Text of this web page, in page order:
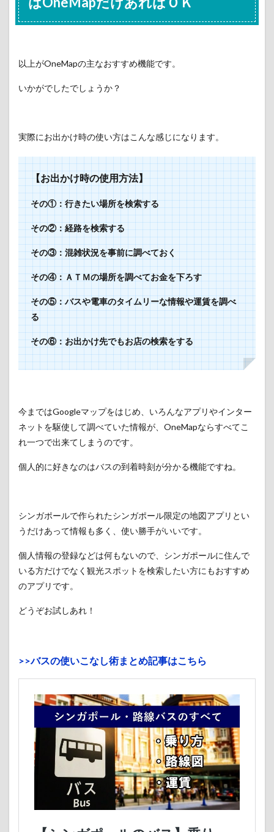
以上がOneMapの主なおすすめ機能です。
いかがでしたでしょうか？
実際にお出かけ時の使い方はこんな感じになります。
【お出かけ時の使用方法】
その①：行きたい場所を検索する
その②：経路を検索する
その③：混雑状況を事前に調べておく
その④：ＡＴＭの場所を調べてお金を下ろす
その⑤：バスや電車のタイムリーな情報や運賃を調べ
る
その⑥：お出かけ先でもお店の検索をする
今まではGoogleマップをはじめ、いろんなアプリやインター
ネットを駆使して調べていた情報が、OneMapならすべてこ
れ一つで出来てしまうのです。
個人的に好きなのはバスの到着時刻が分かる機能ですね。
シンガポールで作られたシンガポール限定の地図アプリとい
うだけあって情報も多く、使い勝手がいいです。
個人情報の登録などは何もないので、シンガポールに住んで
いる方だけでなく観光スポットを検索したい方にもおすすめ
のアプリです。
どうぞお試しあれ！
>>バスの使いこなし術まとめ記事はこちら